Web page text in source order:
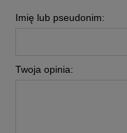
Imię lub pseudonim:
Twoja opinia: